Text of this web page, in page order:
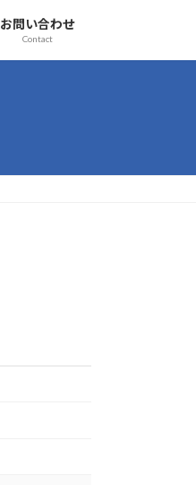
お問い合わせ
Contact